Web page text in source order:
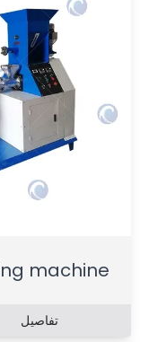
machine
تفاصيل